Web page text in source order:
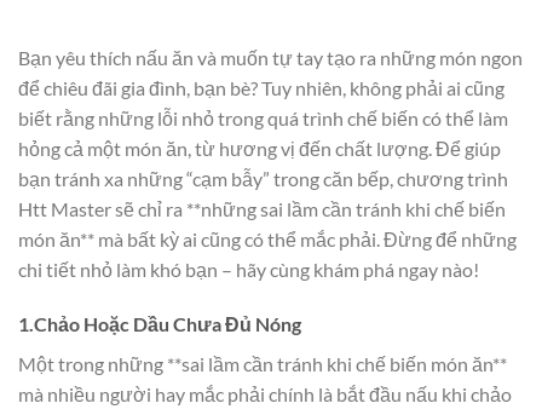
Bạn yêu thích nấu ăn và muốn tự tay tạo ra những món ngon
để chiêu đãi gia đình, bạn bè? Tuy nhiên, không phải ai cũng
biết rằng những lỗi nhỏ trong quá trình chế biến có thể làm
hỏng cả một món ăn, từ hương vị đến chất lượng. Để giúp
bạn tránh xa những “cạm bẫy” trong căn bếp, chương trình
Htt Master sẽ chỉ ra **những sai lầm cần tránh khi chế biến
món ăn** mà bất kỳ ai cũng có thể mắc phải. Đừng để những
chi tiết nhỏ làm khó bạn – hãy cùng khám phá ngay nào!
1.Chảo Hoặc Dầu Chưa Đủ Nóng
Một trong những **sai lầm cần tránh khi chế biến món ăn**
mà nhiều người hay mắc phải chính là bắt đầu nấu khi chảo